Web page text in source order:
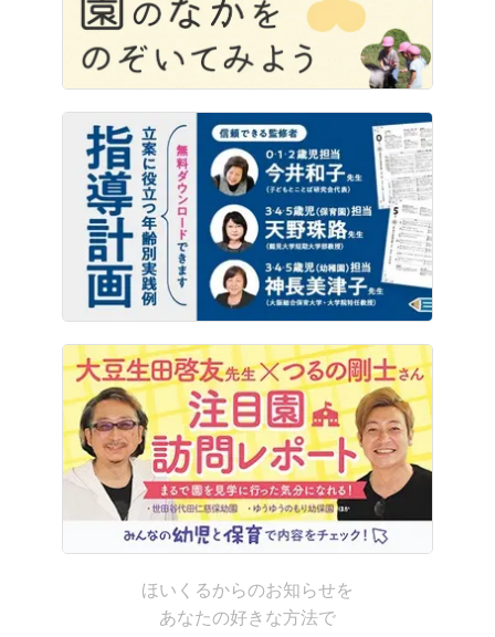
ほいくるからのお知らせを
あなたの好きな方法で